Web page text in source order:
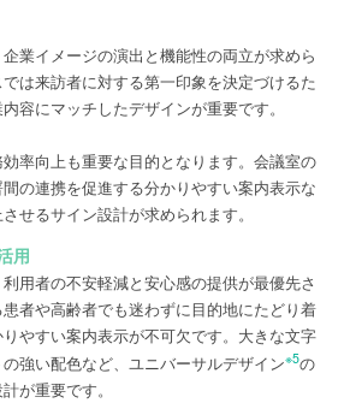
業イメージの演出と機能性の両立が求めら
は来訪者に対する第一印象を決定づけるた
容にマッチしたデザインが重要です。
率向上も重要な目的となります。会議室の
の連携を促進する分かりやすい案内表示な
せるサイン設計が求められます。
用
用者の不安軽減と安心感の提供が最優先さ
者や高齢者でも迷わずに目的地にたどり着
やすい案内表示が不可欠です。大きな文字
強い配色など、ユニバーサルデザイン※5の
が重要です。